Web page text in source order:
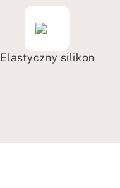
Elastyczny silikon